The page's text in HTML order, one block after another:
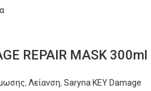
REPAIR MASK 300ml
, Λείανση, Saryna KEY Damage